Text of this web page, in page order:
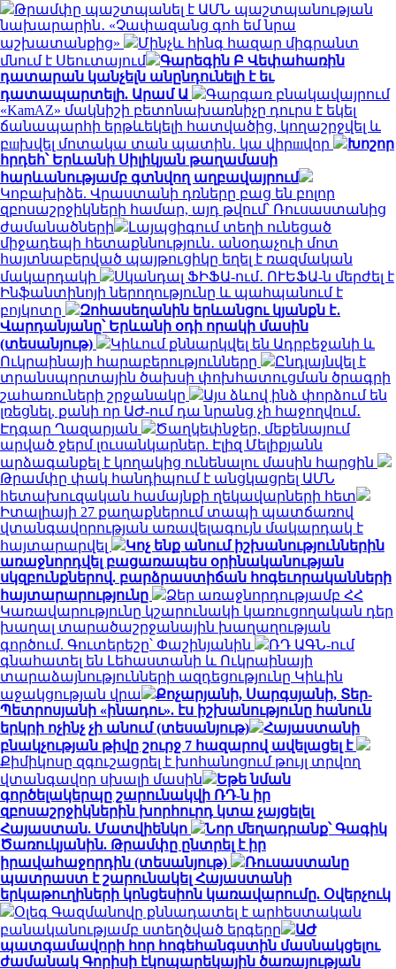
Թրամփը պաշտպանել է ԱՄՆ պաշտպանության
նախարարին․ «Չափազանց գոհ եմ նրա
աշխատանքից»
Մինչև հինգ հազար միգրանտ
մնում է Սեուտայում
Գարեգին Բ Վեփահառին
դատարան կանչելն անընդունելի է եւ
դատապարտելի. Արամ Ա
Գարգառ բնակավայրում
«KamAZ» մակնիշի բետոնախառնիչը դուրս է եկել
ճանապարհի երթևեկելի հատվածից, կողաշրջվել և
բшխվել մոտակա տան պատին․ կա վիրшվոր
Խոշոր
հրդեհ՝ Երևանի Սիլիկյան թաղամասի
հարևանությամբ գտնվող աղբավայրում
Կոբախիձե. Վրաստանի դռները բաց են բոլոր
զբոսաշրջիկների համար, այդ թվում՝ Ռուսաստանից
ժամանածների
Լայպցիգում տեղի ունեցած
միջադեպի հետաքննություն․ անօդաչուի մոտ
հայտնաբերված պայթուցիկը եղել է ռազմական
մակարդակի
Սկանդալ ՖԻՖԱ-ում․ ՈՒԵՖԱ-ն մերժել է
Ինֆանտինոյի ներողությունը և պահպանում է
բոյկոտը
Զոհասեղանին երևանցու կյանքն է․
Վարդանյանը՝ Երևանի օդի որակի մասին
(տեսանյութ)
Կիևում քննարկվել են Ադրբեջանի և
Ուկրաինայի հարաբերությունները
Ընդլայնվել է
տրանսպորտային ծախսի փոխհատուցման ծրագրի
շահառուների շրջանակը
Այս ձևով ինձ փորձում են
լռեցնել, քանի որ ԱԺ-ում դա նրանց չի հաջողվում․
Էդգար Ղազարյան
Ծաղկեփնջեր, մեքենայում
արված ջերմ լուսանկարներ. Էլիզ Մելիքյանն
արձագանքել է կողակից ունենալու մասին հարցին
Թրամփը փակ հանդիպում է անցկացրել ԱՄՆ
հետախուզական համայնքի ղեկավարների հետ
Իտալիայի 27 քաղաքներում տապի պատճառով
վտանգավորության առավելագույն մակարդակ է
հայտարարվել
Կոչ ենք անում իշխանություններին
առաջնորդվել բացառապես օրինականության
սկզբունքներով. բարձրաստիճան հոգեւորականների
հայտարարությունը
Ձեր առաջնորդությամբ ՀՀ
Կառավարությունը կշարունակի կառուցողական դեր
խաղալ տարածաշրջանային խաղաղության
գործում. Գուտերեշը՝ Փաշինյանին
ՌԴ ԱԳՆ-ում
գնահատել են Լեհաստանի և Ուկրաինայի
տարաձայնությունների ազդեցությունը Կիևին
աջակցության վրա
Քոչարյանի, Սարգսյանի, Տեր-
Պետրոսյանի «ինադու». էս իշխանությունը հանուն
երկրի ոչինչ չի անում (տեսանյութ)
Հայաստանի
բնակչության թիվը շուրջ 7 հազարով ավելացել է
Քիմիկոսը զգուշացրել է խոհանոցում թույլ տրվող
վտանգավոր սխալի մասին
Եթե նման
գործելակերպը շարունակվի ՌԴ-ն իր
զբոսաշրջիկներին խորհուրդ կտա չայցելել
Հայաստան. Մատվիենկո
Նոր մեղադրանք՝ Գագիկ
Ծառուկյանին. Թրամփը ընտրել է իր
իրավահաջորդին (տեսանյութ)
Ռուսաստանը
պատրաստ է շարունակել Հայաստանի
երկաթուղիների կոնցեսիոն կառավարումը. Օվերչուկ
Օլեգ Գազմանովը քննադատել է արհեստական
բանականությամբ ստեղծված երգերը
ԱԺ
պատգամավորի հոր հոգեհանգստին մասնակցելու
ժամանակ Գորիսի էկոպարեկային ծառայության